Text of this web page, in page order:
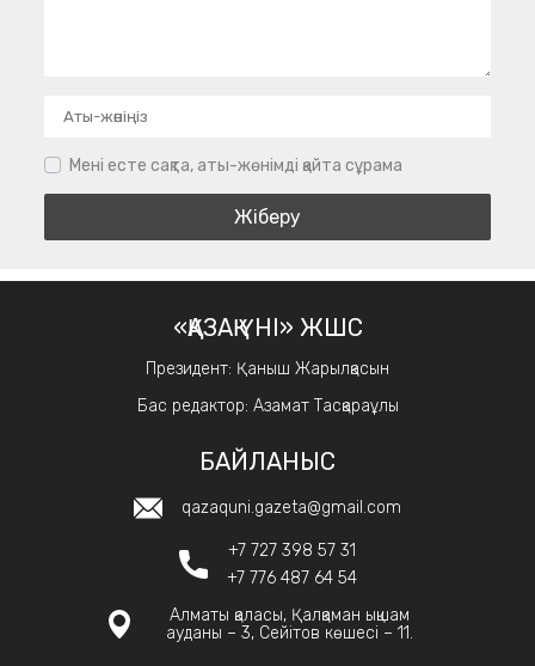
Мені есте сақта, аты-жөнімді қайта сұрама
«ҚАЗАҚ ҮНІ» ЖШС
Президент: Қаныш Жарылқасын
Бас редактор: Азамат Тасқараұлы
БАЙЛАНЫС
qazaquni.gazeta@gmail.com
+7 727 398 57 31
+7 776 487 64 54
Алматы қаласы, Қалқаман ықшам
ауданы – 3, Сейітов көшесі – 11.